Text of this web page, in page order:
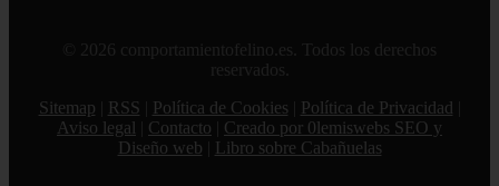
© 2026 comportamientofelino.es. Todos los derechos
reservados.
Sitemap
RSS Política de Cookies Política de Privacidad
Aviso legal
Contacto
Creado por 0lemiswebs SEO y
Diseño web
Libro sobre Cabañuelas